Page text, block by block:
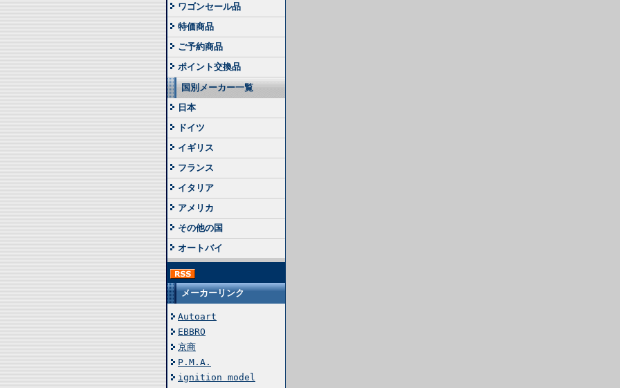
ワゴンセール品
特価商品
ご予約商品
ポイント交換品
国別メーカー一覧
日本
ドイツ
イギリス
フランス
イタリア
アメリカ
その他の国
オートバイ
メーカーリンク
Autoart
EBBRO
京商
P.M.A.
ignition model